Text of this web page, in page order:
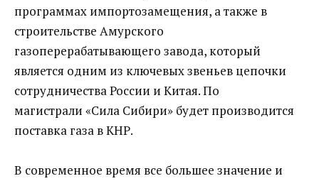
программах импортозамещения, а также в
строительстве Амурского
газоперерабатывающего завода, который
является одним из ключевых звеньев цепочки
сотрудничества России и Китая. По
магистрали «Сила Сибири» будет производится
поставка газа в КНР.
В современное время все большее значение и